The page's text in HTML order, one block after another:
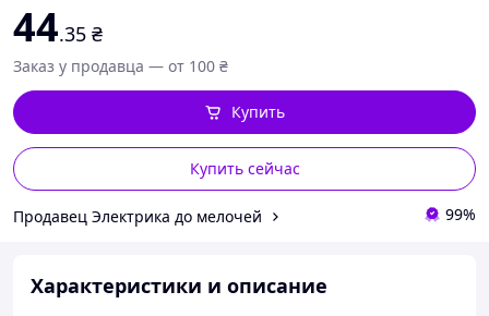
44.35 ₴
Заказ у продавца — от 100 ₴
Купить сейчас
Купить
Продавец Электрика до мелочей 99%
Характеристики и описание